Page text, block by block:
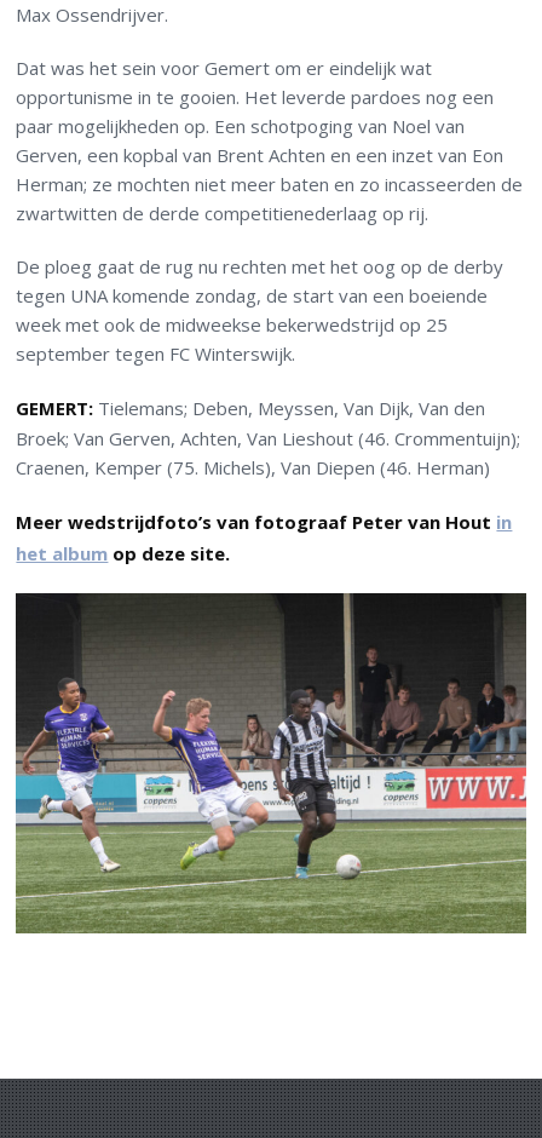
Max Ossendrijver.
Dat was het sein voor Gemert om er eindelijk wat
opportunisme in te gooien. Het leverde pardoes nog een
paar mogelijkheden op. Een schotpoging van Noel van
Gerven, een kopbal van Brent Achten en een inzet van Eon
Herman; ze mochten niet meer baten en zo incasseerden de
zwartwitten de derde competitienederlaag op rij.
De ploeg gaat de rug nu rechten met het oog op de derby
tegen UNA komende zondag, de start van een boeiende
week met ook de midweekse bekerwedstrijd op 25
september tegen FC Winterswijk.
GEMERT: Tielemans; Deben, Meyssen, Van Dijk, Van den
Broek; Van Gerven, Achten, Van Lieshout (46. Crommentuijn);
Craenen, Kemper (75. Michels), Van Diepen (46. Herman)
Meer wedstrijdfoto’s van fotograaf Peter van Hout in
het album op deze site.